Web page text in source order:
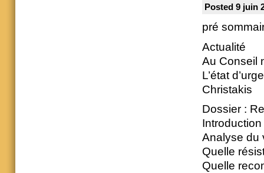
Posted 9 juin
pré
Actualité
Au Conseil
L’état
Christakis
Dossier :
Introduction
Analyse du
Quelle
Quelle